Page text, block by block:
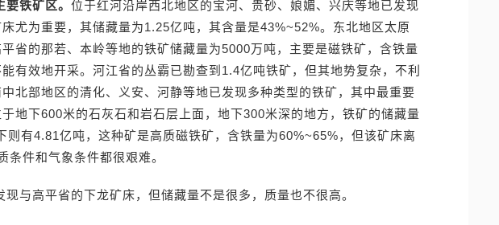
铁矿区。 位于红河沿岸西北地区的宝河、贵砂、娘媚、兴庆等地已发现
尤为重要，其储藏量为1.25亿吨，其含量是43%~52%。东北地区太原
省的那若、本岭等地的铁矿储藏量为5000万吨，主要是磁铁矿，含铁量
有效地开采。河江省的丛霸已勘查到1.4亿吨铁矿，但其地势复杂，不利
北部地区的清化、义安、河静等地已发现多种类型的铁矿，其中最重要
地下600米的石灰石和岩石层上面，地下300米深的地方，铁矿的储藏量
则有4.81亿吨，这种矿是高质磁铁矿，含铁量为60%~65%，但该矿床离
条件和气象条件都很艰难。
现与高平省的下龙矿床，但储藏量不是很多，质量也不很高。